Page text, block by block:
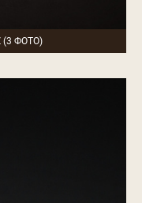
(3 ФОТО)